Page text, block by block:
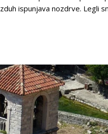
ispunjava nozdrve. Legli